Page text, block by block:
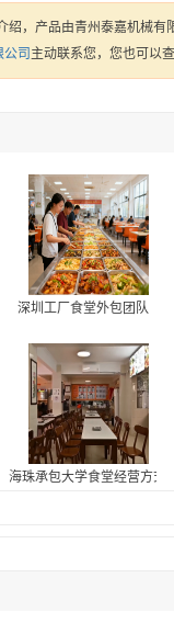
绍，产品由青州泰嘉机械
司 主动联系您，您也可以
不锈钢焊接制品批发
深圳工厂食堂外包团队
海珠承包大学食堂经营方式